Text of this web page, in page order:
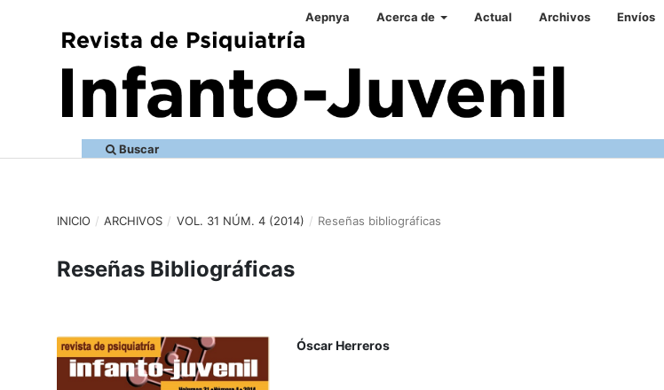
Aepnya Acerca de Actual Archivos Envíos
Buscar
INICIO / ARCHIVOS / VOL. 31 NÚM. 4 (2014) / Reseñas bibliográficas
Reseñas Bibliográficas
Óscar Herreros